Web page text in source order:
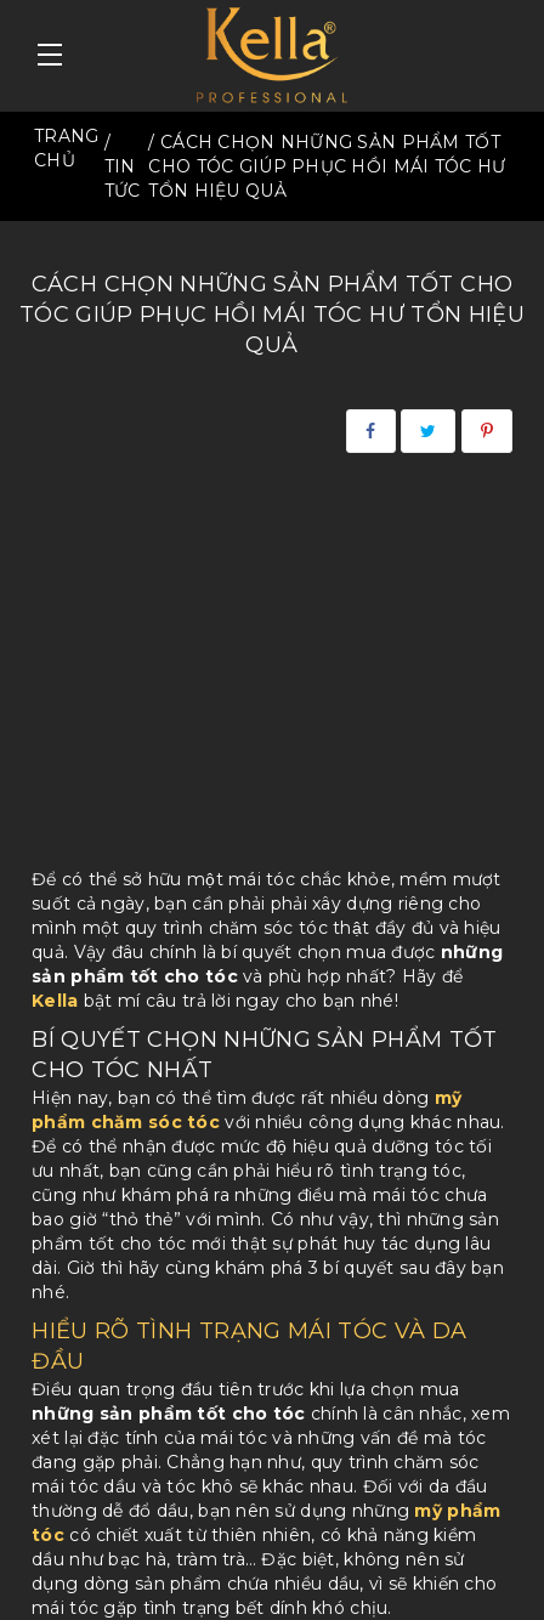
TRANG
CHỦ
/
TIN
TỨC
/ CÁCH CHỌN NHỮNG SẢN PHẨM TỐT
CHO TÓC GIÚP PHỤC HỒI MÁI TÓC HƯ
TỔN HIỆU QUẢ
CÁCH CHỌN NHỮNG SẢN PHẨM TỐT CHO
TÓC GIÚP PHỤC HỒI MÁI TÓC HƯ TỔN HIỆU
QUẢ
Để có thể sở hữu một mái tóc chắc khỏe, mềm mượt
suốt cả ngày, bạn cần phải phải xây dựng riêng cho
mình một quy trình chăm sóc tóc thật đầy đủ và hiệu
quả. Vậy đâu chính là bí quyết chọn mua được những
sản phẩm tốt cho tócvà phù hợp nhất? Hãy để
Kella bật mí câu trả lời ngay cho bạn nhé!
BÍ QUYẾT CHỌN NHỮNG SẢN PHẨM TỐT
CHO TÓC NHẤT
Hiện nay, bạn có thể tìm được rất nhiều dòng mỹ
phẩm chăm sóc tócvới nhiều công dụng khác nhau.
Để có thể nhận được mức độ hiệu quả dưỡng tóc tối
ưu nhất, bạn cũng cần phải hiểu rõ tình trạng tóc,
cũng như khám phá ra những điều mà mái tóc chưa
bao giờ “thỏ thẻ” với mình. Có như vậy, thì những sản
phẩm tốt cho tóc mới thật sự phát huy tác dụng lâu
dài. Giờ thì hãy cùng khám phá 3 bí quyết sau đây bạn
nhé.
HIỂU RÕ TÌNH TRẠNG MÁI TÓC VÀ DA
ĐẦU
Điều quan trọng đầu tiên trước khi lựa chọn mua
những sản phẩm tốt cho tóc chính là cân nhắc, xem
xét lại đặc tính của mái tóc và những vấn đề mà tóc
đang gặp phải. Chẳng hạn như, quy trình chăm sóc
mái tóc dầu và tóc khô sẽ khác nhau. Đối với da đầu
thường dễ đổ dầu, bạn nên sử dụng những mỹ phẩm
tóc có chiết xuất từ thiên nhiên, có khả năng kiềm
dầu như bạc hà, tràm trà… Đặc biệt, không nên sử
dụng dòng sản phẩm chứa nhiều dầu, vì sẽ khiến cho
mái tóc gặp tình trạng bết dính khó chịu.